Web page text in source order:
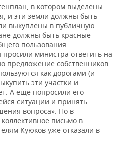
в котором выделены
и эти земли должны быть
выкуплены в публичную
должны быть красные
пользования
министра ответить на
предложение собственников
как дорогами (и
эти участки и
А еще попросили его
ситуации и принять
вопроса». Но в
письмо в
Куюков уже отказали в